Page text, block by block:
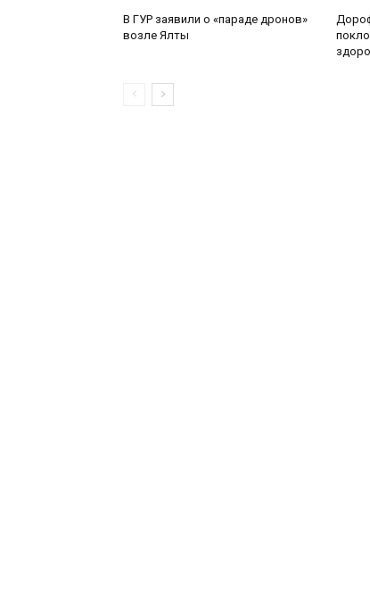
В ГУР заявили о «параде дронов»
возле Ялты